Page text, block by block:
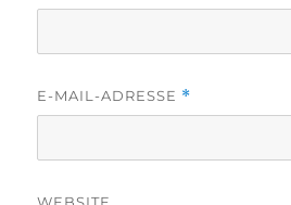
E-MAIL-ADRESSE *